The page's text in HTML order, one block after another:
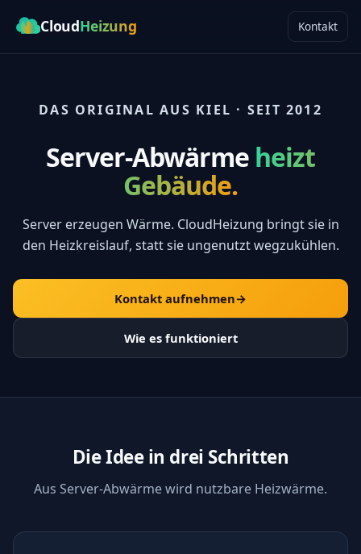
CloudHeizung Kontakt
DAS ORIGINAL AUS KIEL · SEIT 2012
Server-Abwärme heizt
Gebäude.
Server erzeugen Wärme. CloudHeizung bringt sie in
den Heizkreislauf, statt sie ungenutzt wegzukühlen.
Kontakt aufnehmen→
Wie es funktioniert
Die Idee in drei Schritten
Aus Server-Abwärme wird nutzbare Heizwärme.